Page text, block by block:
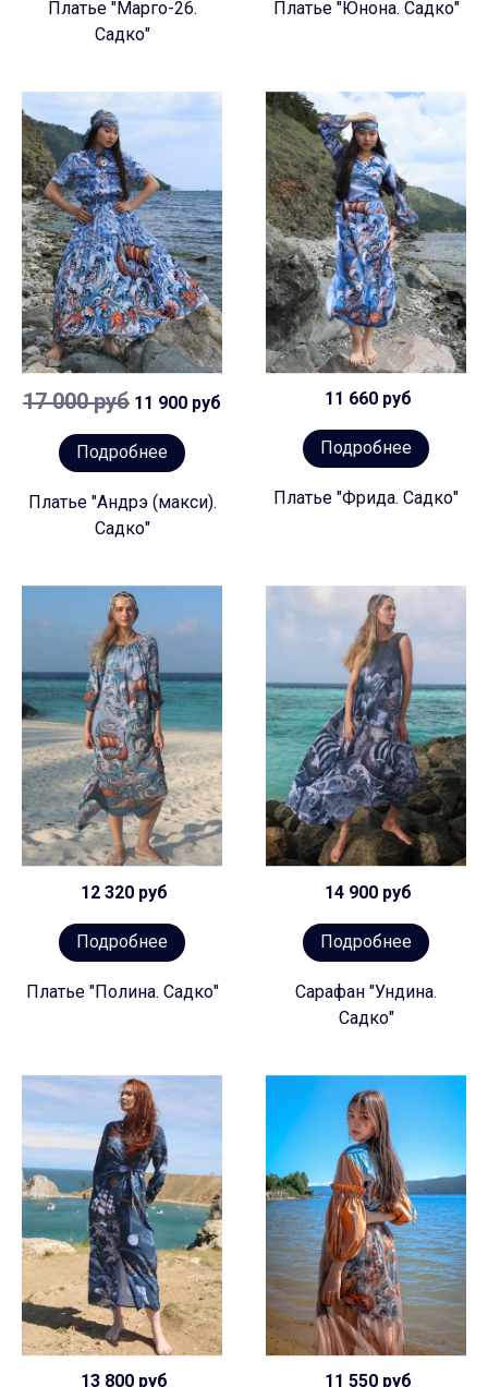
Платье "Марго-26.
Садко"
Платье "Юнона. Садко"
17 000 руб 11 900 руб
Подробнее
Платье "Андрэ (макси).
Садко"
11 660 руб
Подробнее
Платье "Фрида. Садко"
12 320 руб
Подробнее
Платье "Полина. Садко"
14 900 руб
Подробнее
Сарафан "Ундина.
Садко"
13 800 руб 11 550 руб